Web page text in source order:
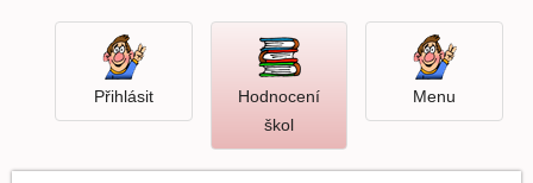
Menu
Hodnocení
školOtevři
hodnocení
PřihlásitPřihlásit